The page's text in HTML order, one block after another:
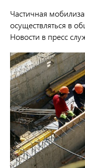
Частичная
осуществляться в
Новости в пресс